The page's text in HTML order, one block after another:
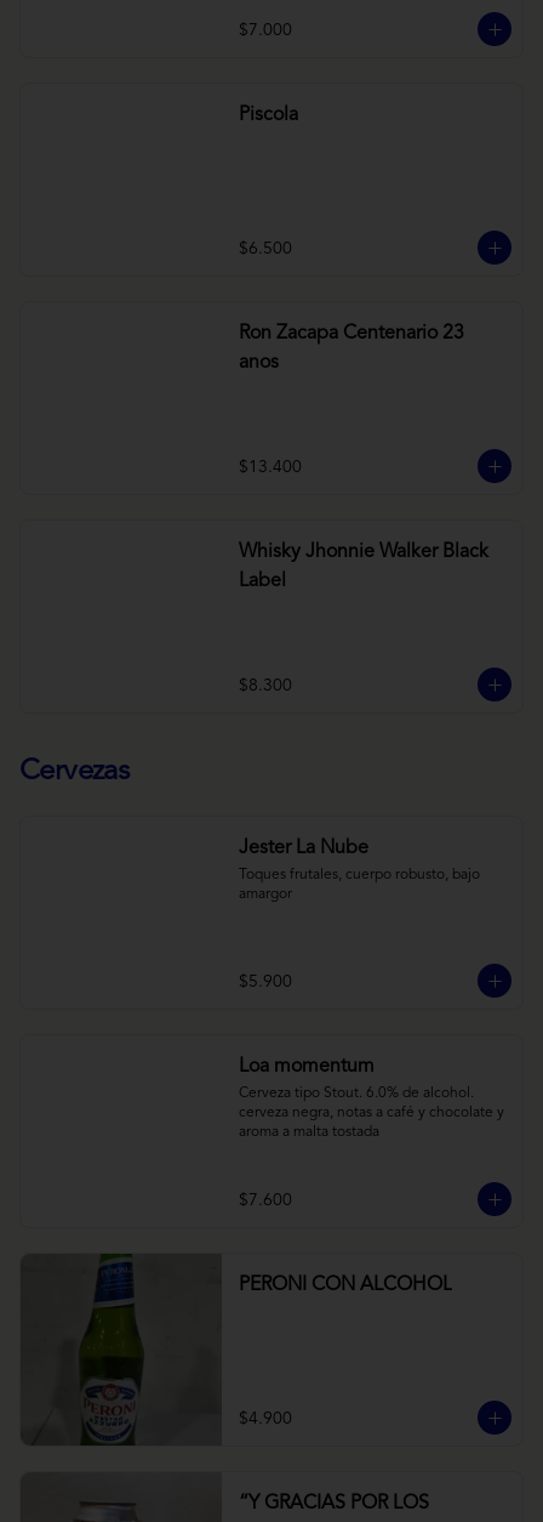
$7.000
Piscola
$6.500
Ron Zacapa Centenario 23
anos
$13.400
Whisky Jhonnie Walker Black
Label
$8.300
Cervezas
Jester La Nube
Toques frutales, cuerpo robusto, bajo
amargor
$5.900
Loa momentum
Cerveza tipo Stout. 6.0% de alcohol.
cerveza negra, notas a café y chocolate y
aroma a malta tostada
$7.600
PERONI CON ALCOHOL
$4.900
“Y GRACIAS POR LOS